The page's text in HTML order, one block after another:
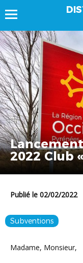
2022 Club
pour Tous »
Publié le 02/02/2022
Subventions
Madame, Monsieur,